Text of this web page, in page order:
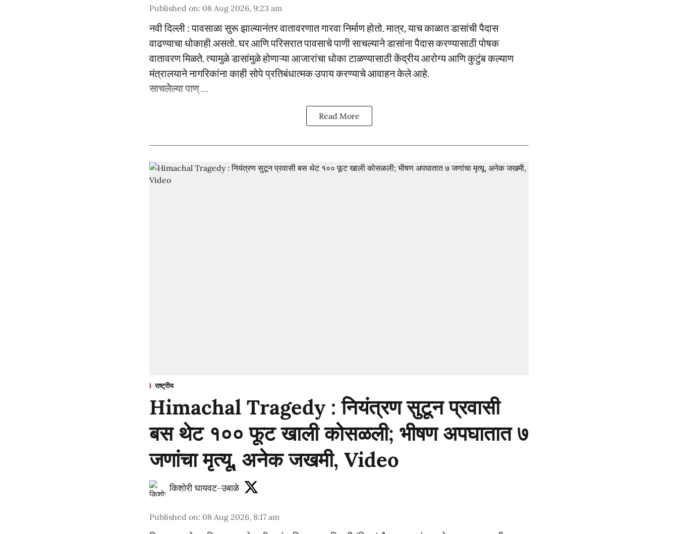
Published on: 08 Aug 2026, 9:23 am
नवी दिल्ली : पावसाळा सुरू झाल्यानंतर वातावरणात गारवा निर्माण होतो. मात्र, याच काळात डासांची पैदास
वाढण्याचा धोकाही असतो. घर आणि परिसरात पावसाचे पाणी साचल्याने डासांना पैदास करण्यासाठी पोषक
वातावरण मिळते. त्यामुळे डासांमुळे होणाऱ्या आजारांचा धोका टाळण्यासाठी केंद्रीय आरोग्य आणि कुटुंब कल्याण
मंत्रालयाने नागरिकांना काही सोपे प्रतिबंधात्मक उपाय करण्याचे आवाहन केले आहे.
साचलेल्या पाण् ...
Read More
राष्ट्रीय
Himachal Tragedy : नियंत्रण सुटून प्रवासी
बस थेट १०० फूट खाली कोसळली; भीषण अपघातात ७
जणांचा मृत्यू, अनेक जखमी, Video
किशोरी घायवट-उबाळे
Published on: 08 Aug 2026, 8:17 am